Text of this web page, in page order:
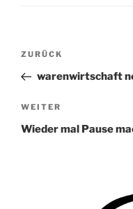
Vorheriger
Beitrag
ZURÜCK
warenwirtschaft
Nächster
Beitrag
WEITER
Wieder mal Pause